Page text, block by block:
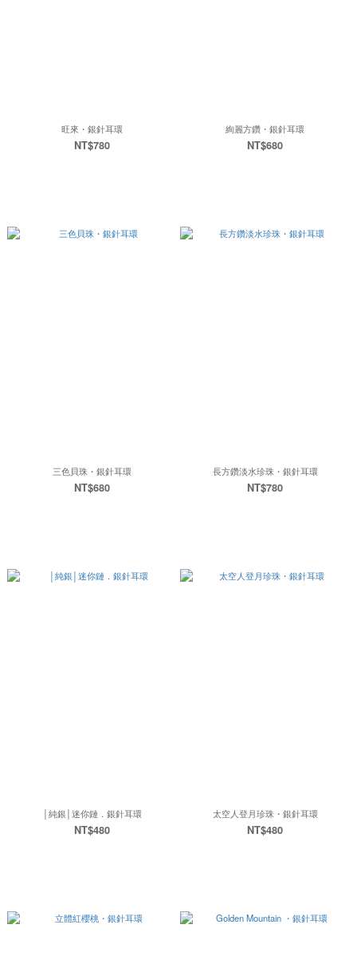
旺來・銀針耳環
NT$780
絢麗方鑽・銀針耳環
NT$680
三色貝珠・銀針耳環
NT$680
長方鑽淡水珍珠・銀針耳環
NT$780
│純銀│迷你鏈．銀針耳環
NT$480
太空人登月珍珠・銀針耳環
NT$480